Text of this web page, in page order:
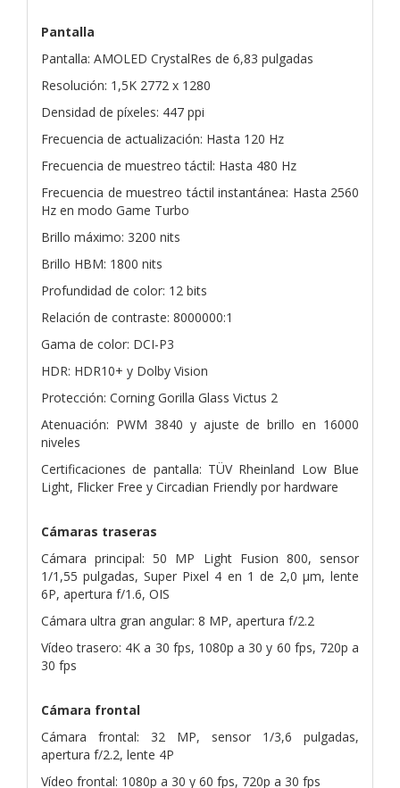
Pantalla
Pantalla: AMOLED CrystalRes de 6,83 pulgadas
Resolución: 1,5K 2772 x 1280
Densidad de píxeles: 447 ppi
Frecuencia de actualización: Hasta 120 Hz
Frecuencia de muestreo táctil: Hasta 480 Hz
Frecuencia de muestreo táctil instantánea: Hasta 2560
Hz en modo Game Turbo
Brillo máximo: 3200 nits
Brillo HBM: 1800 nits
Profundidad de color: 12 bits
Relación de contraste: 8000000:1
Gama de color: DCI-P3
HDR: HDR10+ y Dolby Vision
Protección: Corning Gorilla Glass Victus 2
Atenuación: PWM 3840 y ajuste de brillo en 16000
niveles
Certificaciones de pantalla: TÜV Rheinland Low Blue
Light, Flicker Free y Circadian Friendly por hardware
Cámaras traseras
Cámara principal: 50 MP Light Fusion 800, sensor
1/1,55 pulgadas, Super Pixel 4 en 1 de 2,0 μm, lente
6P, apertura f/1.6, OIS
Cámara ultra gran angular: 8 MP, apertura f/2.2
Vídeo trasero: 4K a 30 fps, 1080p a 30 y 60 fps, 720p a
30 fps
Cámara frontal
Cámara frontal: 32 MP, sensor 1/3,6 pulgadas,
apertura f/2.2, lente 4P
Vídeo frontal: 1080p a 30 y 60 fps, 720p a 30 fps